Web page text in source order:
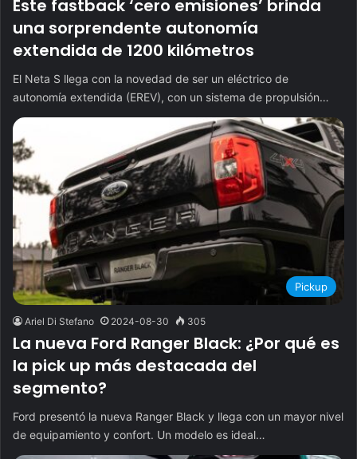
Este fastback ‘cero emisiones’ brinda
una sorprendente autonomía
extendida de 1200 kilómetros
El Neta S llega con la novedad de ser un eléctrico de
autonomía extendida (EREV), con un sistema de propulsión…
Pickup
Ariel Di Stefano 2024-08-30 305
La nueva Ford Ranger Black: ¿Por qué es
la pick up más destacada del
segmento?
Ford presentó la nueva Ranger Black y llega con un mayor nivel
de equipamiento y confort. Un modelo es ideal…